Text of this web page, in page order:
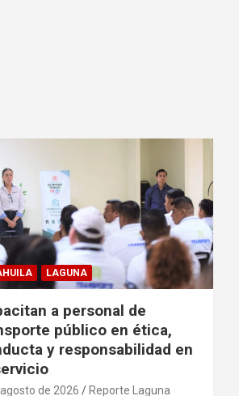
LAGUNA
a personal de
público en ética,
y responsabilidad en
de 2026 Reporte Laguna